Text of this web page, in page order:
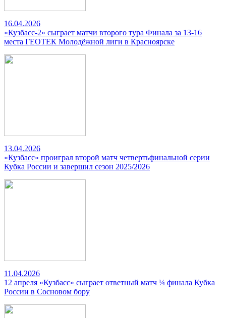
16.04.2026
«Кузбасс-2» сыграет матчи второго тура Финала за 13-16
места ГЕОТЕК Молодёжной лиги в Красноярске
13.04.2026
«Кузбасс» проиграл второй матч четвертьфинальной серии
Кубка России и завершил сезон 2025/2026
11.04.2026
12 апреля «Кузбасс» сыграет ответный матч ¼ финала Кубка
России в Сосновом бору